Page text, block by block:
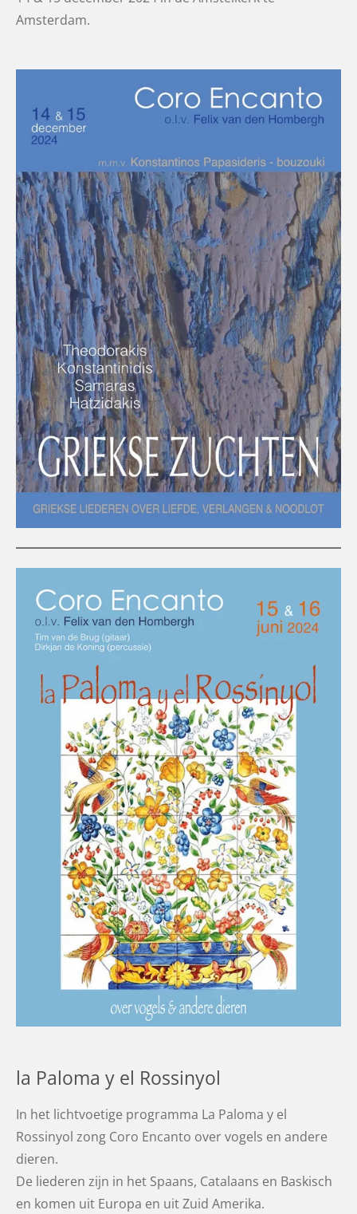
Amsterdam.
la Paloma y el Rossinyol
In het lichtvoetige programma La Paloma y el
Rossinyol zong Coro Encanto over vogels en andere
dieren.
De liederen zijn in het Spaans, Catalaans en Baskisch
en komen uit Europa en uit Zuid Amerika.